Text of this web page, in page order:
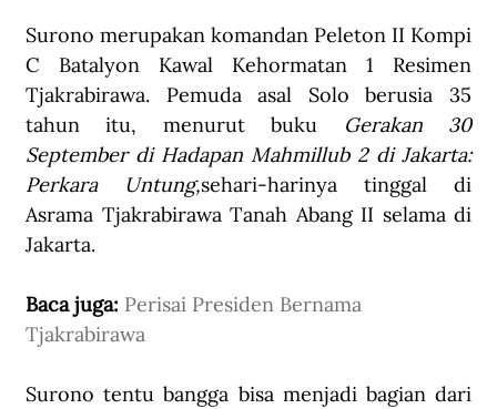
Surono merupakan komandan Peleton II Kompi
C Batalyon Kawal Kehormatan 1 Resimen
Tjakrabirawa. Pemuda asal Solo berusia 35
tahun itu, menurut buku
Gerakan 30
September di Hadapan Mahmillub 2 di Jakarta:
Perkara Untung,sehari-harinya tinggal di
Asrama Tjakrabirawa Tanah Abang II selama di
Jakarta.
Baca juga: Perisai Presiden Bernama
Tjakrabirawa
Surono tentu bangga bisa menjadi bagian dari